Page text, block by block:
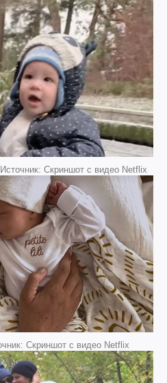
Скриншот с видео Netflix
Скриншот с видео Netflix